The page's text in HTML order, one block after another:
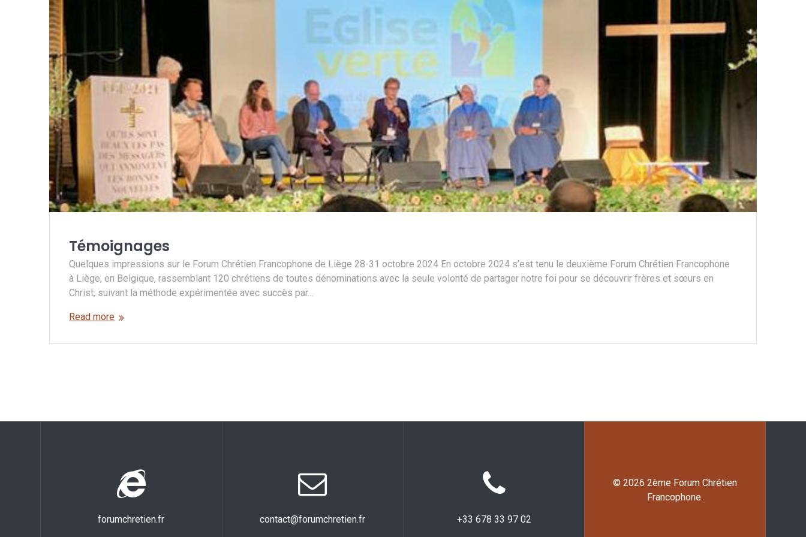
Témoignages
Quelques impressions sur le Forum Chrétien Francophone de Liège 28-31 octobre 2024 En octobre 2024 s’est tenu le deuxième Forum Chrétien Francophone
à Liège, en Belgique, rassemblant 120 chrétiens de toutes dénominations avec la seule volonté de partager notre foi pour se découvrir frères et sœurs en
Christ, suivant la méthode expérimentée avec succès par…
Read more
forumchretien.fr contact@forumchretien.fr +33 678 33 97 02
© 2026 2ème Forum Chrétien
Francophone.